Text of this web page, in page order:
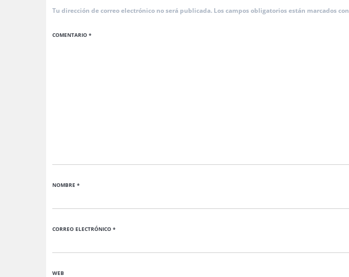
Tu dirección de correo electrónico no será publicada. Los campos obligatorios están marcados con
COMENTARIO *
NOMBRE *
CORREO ELECTRÓNICO *
WEB